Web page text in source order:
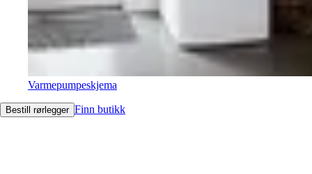
Varmepumpeskjema
Bestill rørlegger Finn butikk